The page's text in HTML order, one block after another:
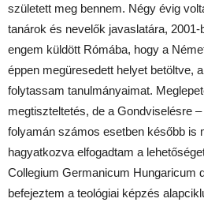
született meg bennem. Négy évig
tanárok és nevelők javaslatára,
engem küldött Rómába, hogy a
éppen megüresedett helyet betöltve,
folytassam tanulmányaimat.
megtiszteltetés, de a Gondviselésre
folyamán számos esetben később is
hagyatkozva elfogadtam a
Collegium Germanicum Hungaricum
befejeztem a teológiai képzés